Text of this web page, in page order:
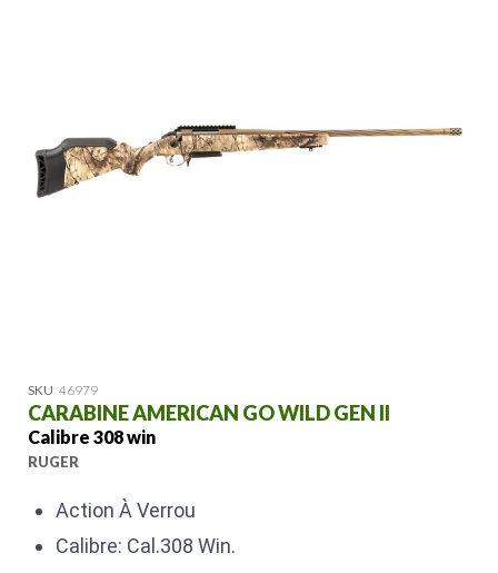
SKU 46979
CARABINE AMERICAN GO WILD GEN II
Calibre 308 win
RUGER
Action À Verrou
Calibre: Cal.308 Win.